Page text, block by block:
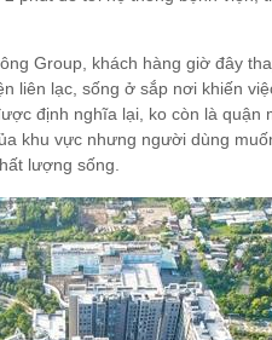
Group, khách hàng giờ đây
liên lạc, sống ở sắp nơi khiến
định nghĩa lại, ko còn là quận
khu vực nhưng người dùng
lượng sống.